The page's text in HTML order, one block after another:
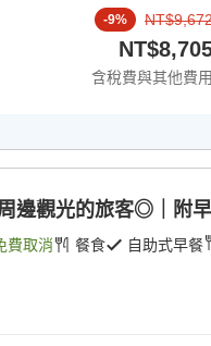
-9%
含稅費與其他費用
周邊觀光的旅客◎｜附
費取消 餐食 自助式早餐